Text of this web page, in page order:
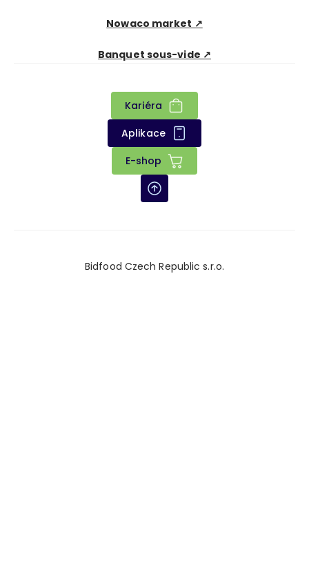
Nowaco market ↗
Banquet sous-vide ↗
Kariéra
Aplikace
E-shop
Bidfood Czech Republic s.r.o.